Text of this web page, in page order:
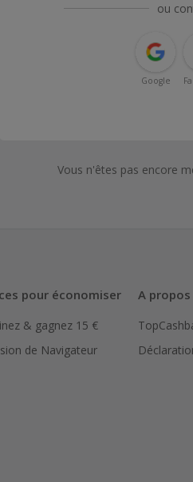
ou
Google
Vous n'êtes pas encore
pour économiser
& gagnez 15 €
de Navigateur
A propos